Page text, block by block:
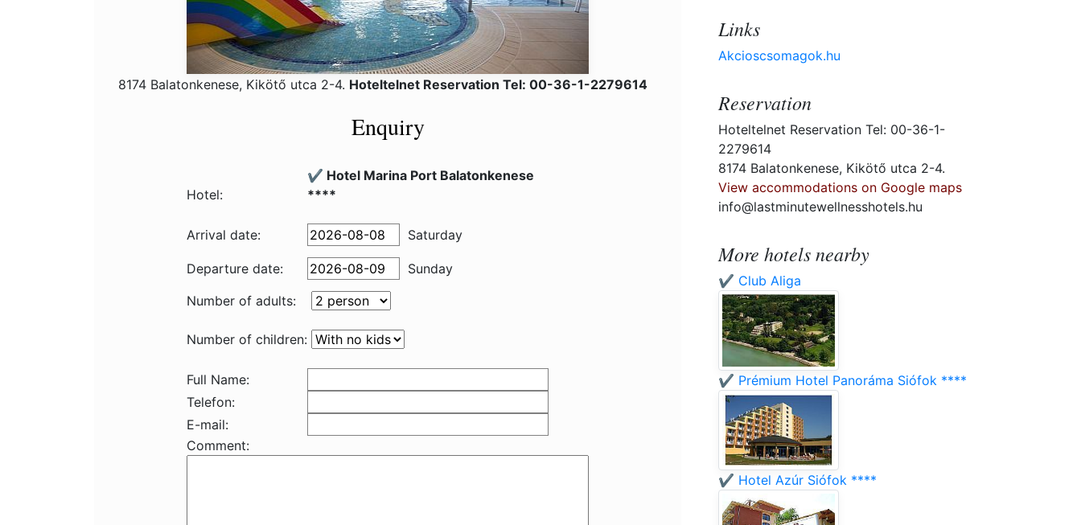
8174 Balatonkenese, Kikötő utca 2-4. Hoteltelnet Reservation Tel: 00-36-1-2279614
Enquiry
Hotel:
✔️ Hotel Marina Port Balatonkenese
****
Arrival date: Saturday
Departure date:
Sunday
Number of adults:
Number of children:
Full Name:
Telefon:
E-mail:
Comment:
Links
Akcioscsomagok.hu
Reservation
Hoteltelnet Reservation Tel: 00-36-1-
2279614
8174 Balatonkenese, Kikötő utca 2-4.
View accommodations on Google maps
info@lastminutewellnesshotels.hu
More hotels nearby
✔️ Club Aliga
✔️ Prémium Hotel Panoráma Siófok ****
✔️ Hotel Azúr Siófok ****